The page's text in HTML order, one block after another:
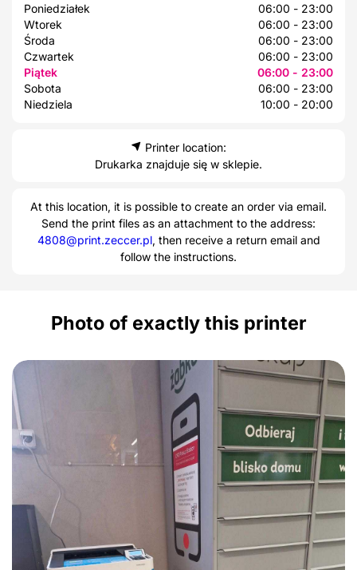
Poniedziałek
06:00 - 23:00
Wtorek
06:00 - 23:00
Środa
06:00 - 23:00
Czwartek
06:00 - 23:00
Piątek
06:00 - 23:00
Sobota
06:00 - 23:00
Niedziela
10:00 - 20:00
Printer location:
Drukarka znajduje się w sklepie.
At this location, it is possible to create an order via email.
Send the print files as an attachment to the address:
4808@print.zeccer.pl, then receive a return email and
follow the instructions.
Photo of exactly this printer